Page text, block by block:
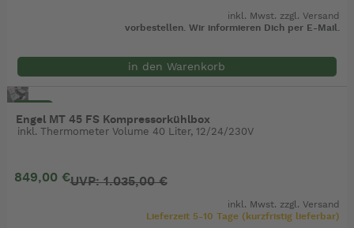
inkl. Mwst. zzgl.Versand
vorbestellen. Wir informieren Dich per E-Mail.
in den Warenkorb
Engel MT 45 FS Kompressorkühlbox
inkl. Thermometer Volume 40 Liter, 12/24/230V
849,00 €UVP: 1.035,00 €
inkl. Mwst. zzgl.Versand
Lieferzeit 5-10 Tage (kurzfristig lieferbar)